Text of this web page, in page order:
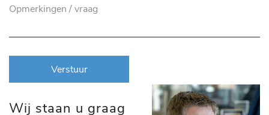
Verstuur
Wij staan u graag